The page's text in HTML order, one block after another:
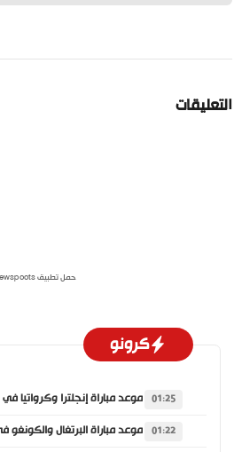
حمل تطبيق newspoots
كرونو
01:25
01:22